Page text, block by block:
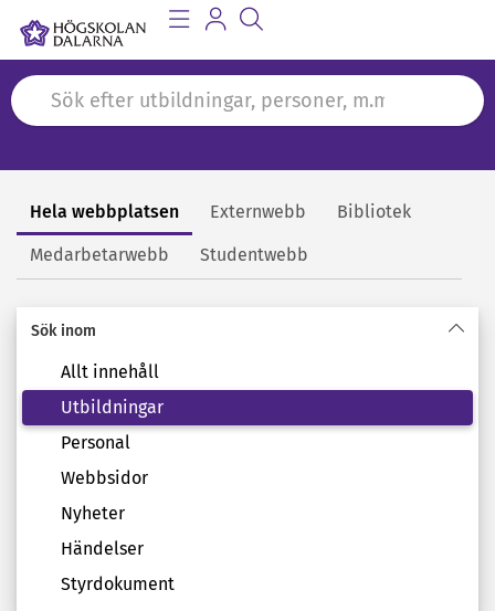
Sök
Hela webbplatsen Externwebb Bibliotek
Medarbetarwebb Studentwebb
Sök inom
Allt innehåll
Utbildningar
Personal
Webbsidor
Nyheter
Händelser
Styrdokument